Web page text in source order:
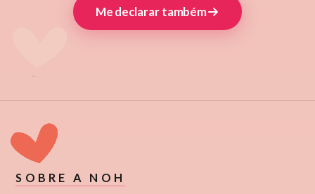
Me declarar também
SOBRE A NOH